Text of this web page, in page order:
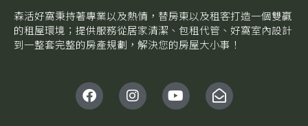
森活好窩秉持著專業以及熱情，替房東以及租客打造一個雙贏
的租屋環境；提供服務從居家清潔、包租代管、好窩室內設計
到一整套完整的房產規劃，解決您的房屋大小事！
F
a
c
I
n
s
Y
o
u
E
n
v